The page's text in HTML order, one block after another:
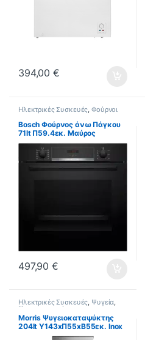
394,00€
Ηλεκτρικές Συσκευές ,Φούρνοι
Bosch Φούρνος άνω Πάγκου
71lt Π59.4εκ. Μαύρος
HBA554EB3
497,90€
Ηλεκτρικές Συσκευές, Ψυγεία,
Ψυγειοκαταψύκτες
Morris Ψυγειοκαταψύκτης
204lt Υ143xΠ55xΒ55εκ. Inox
T72205DTD